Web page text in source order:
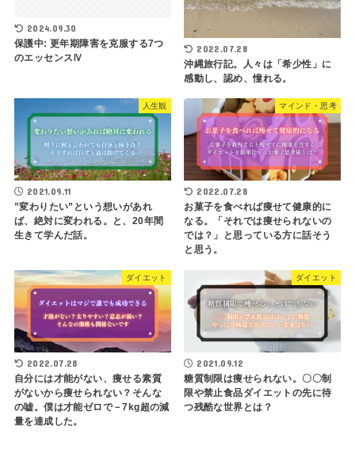
2024.09.30
保護中: 更年期障害を克服する7つ
のエッセンスⅣ
2022.07.28
沖縄旅行記。人々は「希少性」に
感動し、認め、憧れる。
人生観
2021.09.11
”変わりたい”という想いがあれ
ば、絶対に変われる。と、20年間
生きて学んだ話。
マインド・思考
2022.07.28
お菓子を食べれば痩せて健康的に
なる。「それでは痩せられないの
では？」と思っている方に話そう
と思う。
ダイエット
2022.07.28
自分には才能がない、痩せる素質
がないから痩せられない？そんな
の嘘。僕は才能ゼロで－7kg超の減
量を達成した。
ダイエット
2021.09.12
糖質制限は痩せられない。〇〇制
限や禁止食品ダイエットの先に待
つ残酷な世界とは？